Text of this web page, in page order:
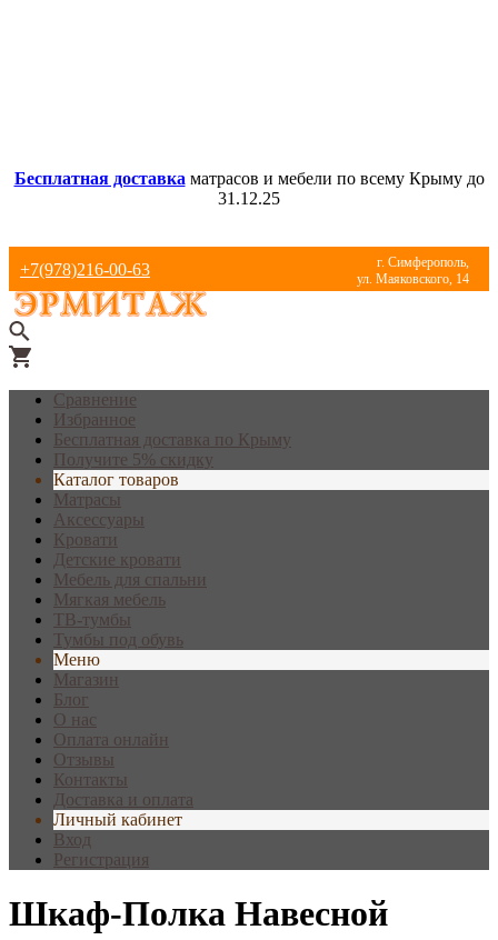
Бесплатная доставка матрасов и мебели по всему Крыму до
31.12.25
+7(978)216-00-63
г. Симферополь,
ул. Маяковского, 14
Сравнение
Избранное
Бесплатная доставка по Крыму
Получите 5% скидку
Каталог товаров
Матрасы
Аксессуары
Кровати
Детские кровати
Мебель для спальни
Мягкая мебель
ТВ-тумбы
Тумбы под обувь
Меню
Магазин
Блог
О нас
Оплата онлайн
Отзывы
Контакты
Доставка и оплата
Личный кабинет
Вход
Регистрация
Шкаф-Полка Навесной